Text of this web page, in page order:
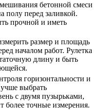
бетонной смеси
полу перед заливкой.
прочной и иметь
размер и площадь
началом работ. Рулетка
длину и быть
горизонтальности и
выбрать
с двумя пузырьками,
более точные измерения.